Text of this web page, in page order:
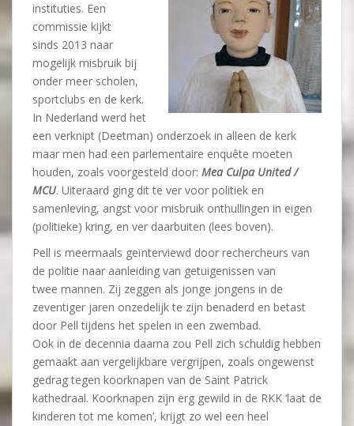
instituties. Een
commissie kijkt
sinds 2013 naar
mogelijk misbruik bij
onder meer scholen,
sportclubs en de kerk.
In Nederland werd het
een verknipt (Deetman) onderzoek in alleen de kerk
maar men had een parlementaire enquête moeten
houden, zoals voorgesteld door: Mea Culpa United /
MCU. Uiteraard ging dit te ver voor politiek en
samenleving, angst voor misbruik onthullingen in eigen
(politieke) kring, en ver daarbuiten (lees boven).
Pell is meermaals geïnterviewd door rechercheurs van
de politie naar aanleiding van getuigenissen van
twee mannen. Zij zeggen als jonge jongens in de
zeventiger jaren onzedelijk te zijn benaderd en betast
door Pell tijdens het spelen in een zwembad.
Ook in de decennia daarna zou Pell zich schuldig hebben
gemaakt aan vergelijkbare vergrijpen, zoals ongewenst
gedrag tegen koorknapen van de Saint Patrick
kathedraal. Koorknapen zijn erg gewild in de RKK ‘laat de
kinderen tot me komen’, krijgt zo wel een heel